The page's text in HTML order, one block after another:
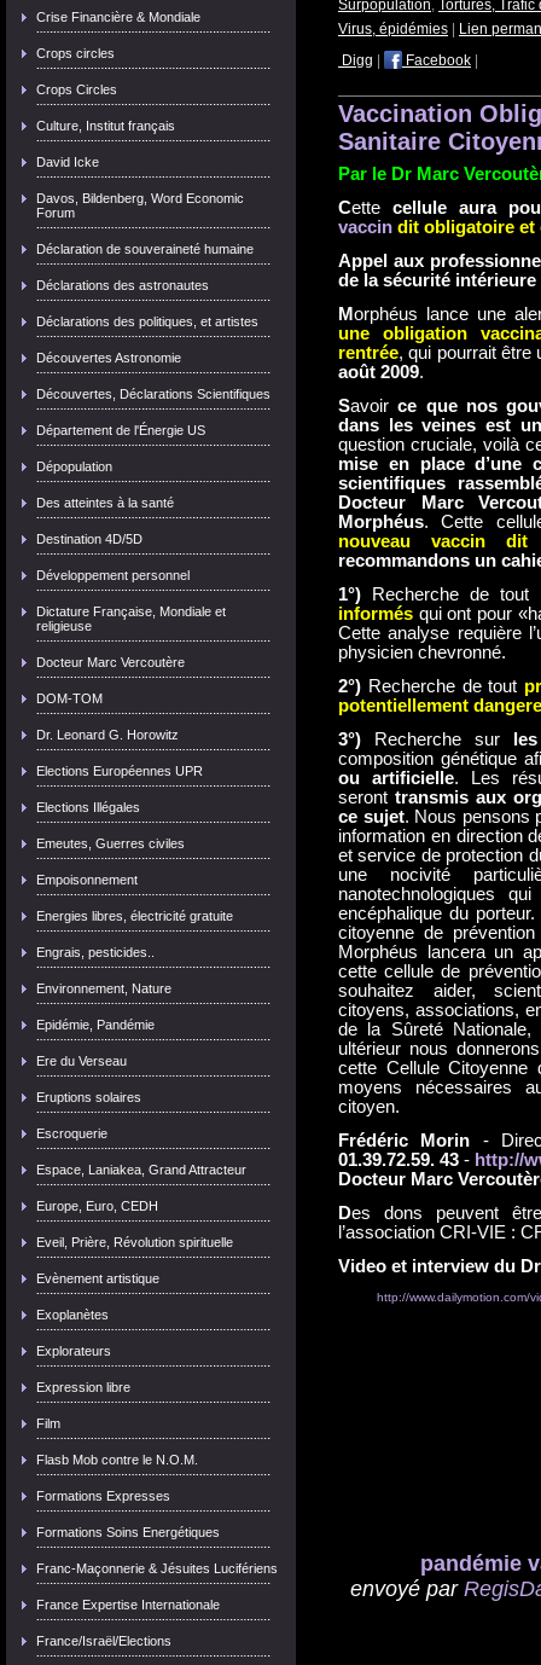
Crise Financière & Mondiale
Crops circles
Crops Circles
Culture, Institut français
David Icke
Davos, Bildenberg, Word Economic
Forum
Déclaration de souveraineté humaine
Déclarations des astronautes
Déclarations des politiques, et artistes
Découvertes Astronomie
Découvertes, Déclarations Scientifiques
Département de l'Énergie US
Dépopulation
Des atteintes à la santé
Destination 4D/5D
Développement personnel
Dictature Française, Mondiale et
religieuse
Docteur Marc Vercoutère
DOM-TOM
Dr. Leonard G. Horowitz
Elections Européennes UPR
Elections Illégales
Emeutes, Guerres civiles
Empoisonnement
Energies libres, électricité gratuite
Engrais, pesticides..
Environnement, Nature
Epidémie, Pandémie
Ere du Verseau
Eruptions solaires
Escroquerie
Espace, Laniakea, Grand Attracteur
Europe, Euro, CEDH
Eveil, Prière, Révolution spirituelle
Evènement artistique
Exoplanètes
Explorateurs
Expression libre
Film
Flasb Mob contre le N.O.M.
Formations Expresses
Formations Soins Energétiques
Franc-Maçonnerie & Jésuites Lucifériens
France Expertise Internationale
France/Israël/Elections
Surpopulation,
Tortures,
Virus, épidémies
Lien
Digg
Facebook
Vaccination
Sanitaire
Par le Dr Marc
Cette cellule aura
vaccin dit obligatoire et
Appel aux
de la sécurité
Morphéus lance une
une obligation
rentrée, qui pourrait être
août 2009.
Savoirce que nos
dans les veines est
question cruciale, voilà
mise en place d’une
scientifiques
Docteur Marc
Morphéus. Cette
nouveau vaccin dit
recommandons un
1°) Recherche de tout
informés qui ont pour
Cette analyse requière
physicien chevronné.
2°) Recherche de tout
potentiellement
3°) Recherche sur
composition génétique
ou artificielle. Les
seront transmis aux
ce sujet. Nous pensons
information en direction
et service de protection
une nocivité
nanotechnologiques
encéphalique du
citoyenne de
Morphéus lancera un
cette cellule de
souhaitez aider,
citoyens, associations,
de la Sûreté
ultérieur nous
cette Cellule
moyens nécessaires
citoyen.
Frédéric Morin -
01.39.72.59. 43 - http://
Docteur Marc
Des dons peuvent
l’association CRI-VIE :
Video et interview du
http://www.dailymotion.com/
pandémie
envoyé par